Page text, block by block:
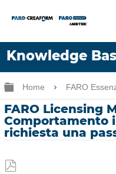
Knowledge
Lingua
Chiedere aiuto
Ingrandisci/riduci
Home FARO
FARO Licensing
Comportamento
richiesta una